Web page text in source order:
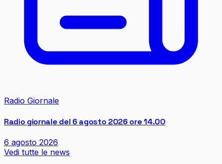
Radio Giornale
Radio giornale del 6 agosto 2026 ore 14.00
6 agosto 2026
Vedi tutte le news